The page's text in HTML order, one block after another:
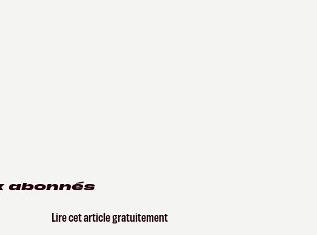
abonnés
Lire cet article gratuitement